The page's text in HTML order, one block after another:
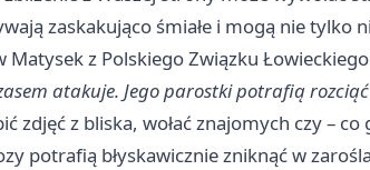
zaskakująco śmiałe i mogą nie tylko
Matysek z Polskiego Związku
atakuje. Jego parostki potrafią
zdjęć z bliska, wołać znajomych czy – co
potrafią błyskawicznie zniknąć w